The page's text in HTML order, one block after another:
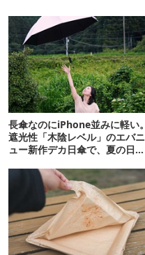
長傘なのにiPhone並みに軽い。
遮光性「木陰レベル」のエバニ
ュー新作デカ日傘で、夏の日焼